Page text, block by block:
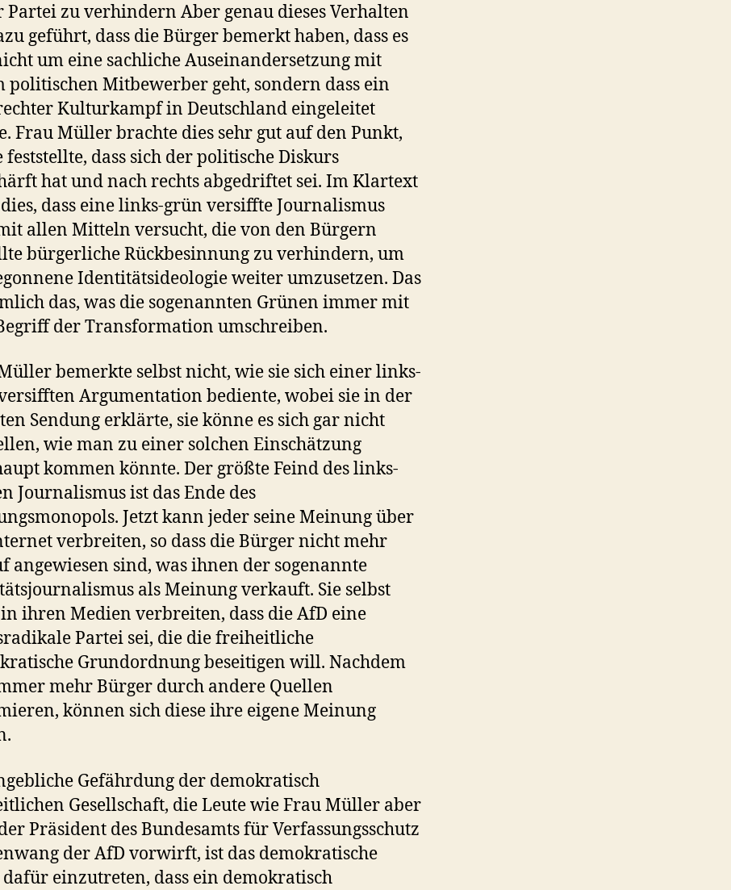
Partei zu verhindern Aber genau dieses Verhalten
geführt, dass die Bürger bemerkt haben, dass es
um eine sachliche Auseinandersetzung mit
politischen Mitbewerber geht, sondern dass ein
Kulturkampf in Deutschland eingeleitet
Frau Müller brachte dies sehr gut auf den Punkt,
feststellte, dass sich der politische Diskurs
hat und nach rechts abgedriftet sei. Im Klartext
dass eine links-grün versiffte Journalismus
allen Mitteln versucht, die von den Bürgern
bürgerliche Rückbesinnung zu verhindern, um
Identitätsideologie weiter umzusetzen. Das
das, was die sogenannten Grünen immer mit
der Transformation umschreiben.
bemerkte selbst nicht, wie sie sich einer links-
Argumentation bediente, wobei sie in der
Sendung erklärte, sie könne es sich gar nicht
wie man zu einer solchen Einschätzung
kommen könnte. Der größte Feind des links-
Journalismus ist das Ende des
Jetzt kann jeder seine Meinung über
verbreiten, so dass die Bürger nicht mehr
angewiesen sind, was ihnen der sogenannte
als Meinung verkauft. Sie selbst
ihren Medien verbreiten, dass die AfD eine
Partei sei, die die freiheitliche
Grundordnung beseitigen will. Nachdem
mehr Bürger durch andere Quellen
können sich diese ihre eigene Meinung
Gefährdung der demokratisch
Gesellschaft, die Leute wie Frau Müller aber
Präsident des Bundesamts für Verfassungsschutz
der AfD vorwirft, ist das demokratische
dafür einzutreten, dass ein demokratisch